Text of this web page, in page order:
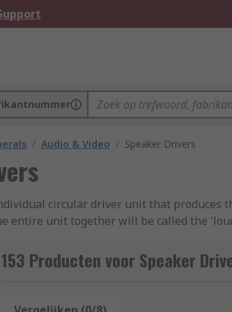
/ Audio & Video / Speaker Drivers
circular driver unit that produces
entire unit together will be called the
an electrical audio signal they receive
153 Producten voor Speaker